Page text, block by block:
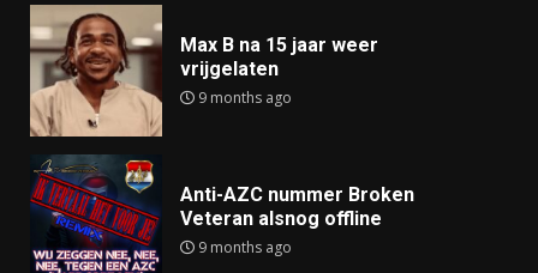
Max B na 15 jaar weer
vrijgelaten
9 months ago
Anti-AZC nummer Broken
Veteran alsnog offline
9 months ago